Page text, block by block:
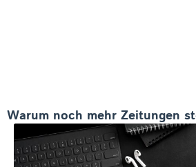
Warum noch mehr Zeitungen